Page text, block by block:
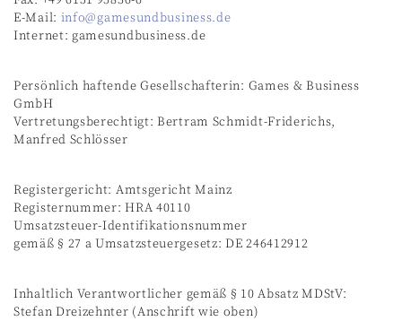
E-Mail: info@gamesundbusiness.de
Internet: gamesundbusiness.de
Persönlich haftende Gesellschafterin: Games & Business
GmbH
Vertretungsberechtigt: Bertram Schmidt-Friderichs,
Manfred Schlösser
Registergericht: Amtsgericht Mainz
Registernummer: HRA 40110
Umsatzsteuer-Identifikationsnummer
gemäß § 27 a Umsatzsteuergesetz: DE 246412912
Inhaltlich Verantwortlicher gemäß § 10 Absatz MDStV:
Stefan Dreizehnter (Anschrift wie oben)